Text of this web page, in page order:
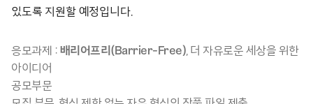
있도록 지원할 예정입니다.
응모과제 : 배리어프리(Barrier-Free), 더 자유로운 세상을 위한
아이디어
공모부문